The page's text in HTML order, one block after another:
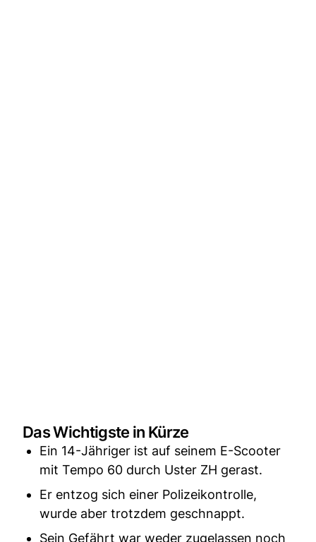
Das Wichtigste in Kürze
Ein 14-Jähriger ist auf seinem E-Scooter
mit Tempo 60 durch Uster ZH gerast.
Er entzog sich einer Polizeikontrolle,
wurde aber trotzdem geschnappt.
Sein Gefährt war weder zugelassen noch